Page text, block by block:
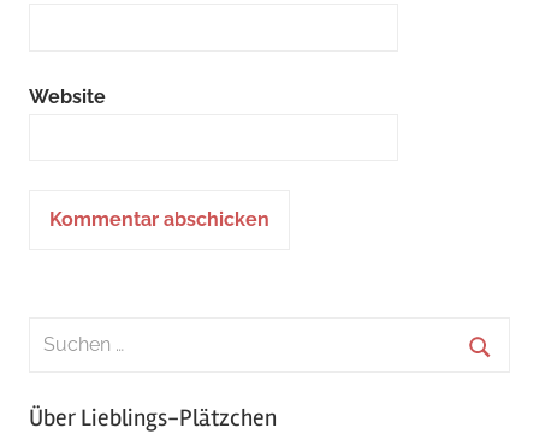
Website
Über Lieblings-Plätzchen